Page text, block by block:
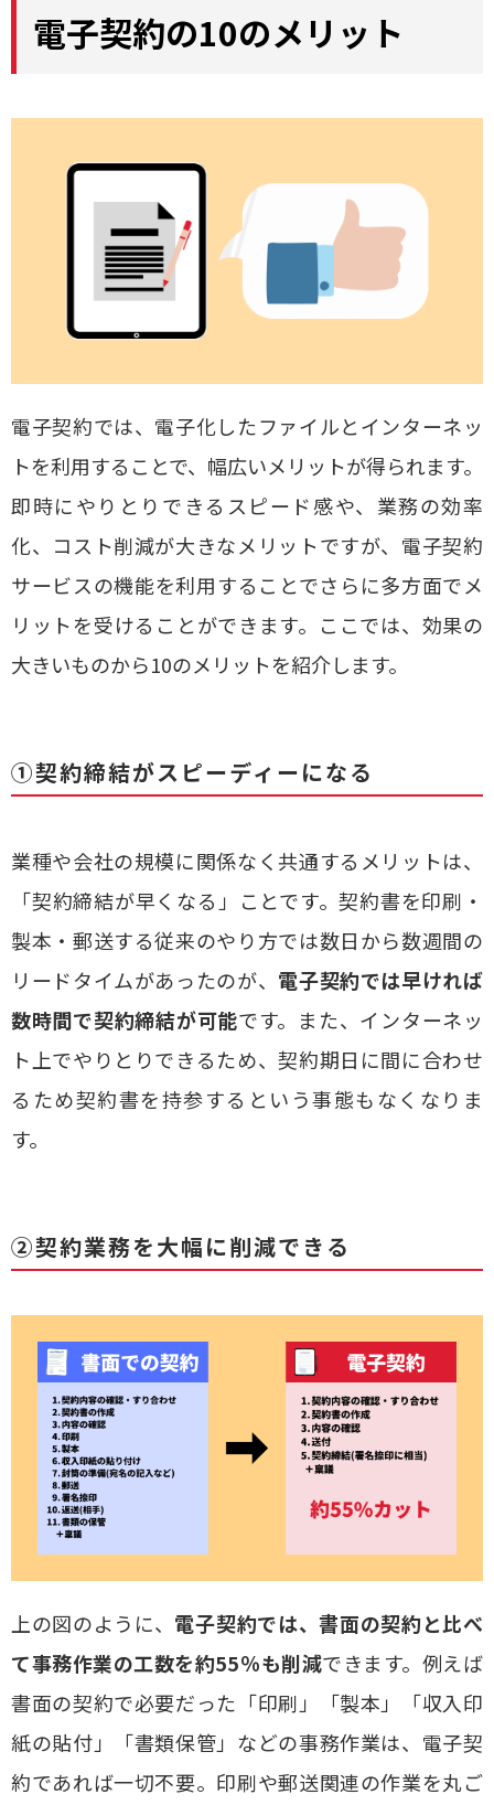
電子契約の10のメリット
電子契約では、電子化したファイルとインターネッ
トを利用することで、幅広いメリットが得られます。
即時にやりとりできるスピード感や、業務の効率
化、コスト削減が大きなメリットですが、電子契約
サービスの機能を利用することでさらに多方面でメ
リットを受けることができます。ここでは、効果の
大きいものから10のメリットを紹介します。
①契約締結がスピーディーになる
業種や会社の規模に関係なく共通するメリットは、
「契約締結が早くなる」ことです。契約書を印刷・
製本・郵送する従来のやり方では数日から数週間の
リードタイムがあったのが、 電子契約では早ければ
数時間で契約締結が可能です。また、インターネッ
ト上でやりとりできるため、契約期日に間に合わせ
るため契約書を持参するという事態もなくなりま
す。
②契約業務を大幅に削減できる
上の図のように、 電子契約では、書面の契約と比べ
て事務作業の工数を約55％も削減できます。例えば
書面の契約で必要だった「印刷」「製本」「収入印
紙の貼付」「書類保管」などの事務作業は、電子契
約であれば一切不要。印刷や郵送関連の作業を丸ご